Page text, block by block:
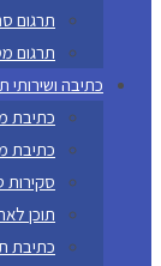
תרגום
תרגום
כתיבה ושירותי
כתיבת
כתיבת
תוכן
כתיבת